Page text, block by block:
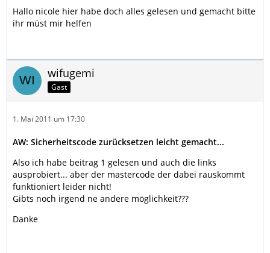
Hallo nicole hier habe doch alles gelesen und gemacht bitte
ihr müst mir helfen
wifugemi
Gast
1. Mai 2011 um 17:30
AW: Sicherheitscode zurücksetzen leicht gemacht...
Also ich habe beitrag 1 gelesen und auch die links
ausprobiert... aber der mastercode der dabei rauskommt
funktioniert leider nicht!
Gibts noch irgend ne andere möglichkeit???
Danke